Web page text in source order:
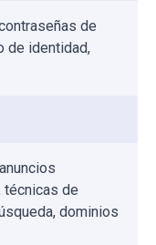
de
de identidad,
técnicas de
dominios